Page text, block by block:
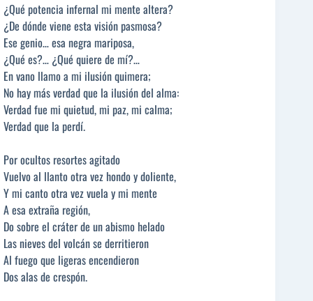
¿Qué potencia infernal mi mente altera?
¿De dónde viene esta visión pasmosa?
Ese genio… esa negra mariposa,
¿Qué es?… ¿Qué quiere de mí?…
En vano llamo a mi ilusión quimera;
No hay más verdad que la ilusión del alma:
Verdad fue mi quietud, mi paz, mi calma;
Verdad que la perdí.
Por ocultos resortes agitado
Vuelvo al llanto otra vez hondo y doliente,
Y mi canto otra vez vuela y mi mente
A esa extraña región,
Do sobre el cráter de un abismo helado
Las nieves del volcán se derritieron
Al fuego que ligeras encendieron
Dos alas de crespón.